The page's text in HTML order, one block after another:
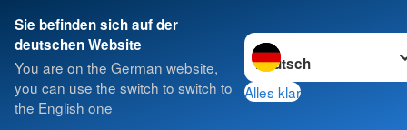
Sie befinden sich auf der
deutschen Website
You are on the German website,
you can use the switch to switch to
the English one
Sprache wechseln zu
Alles klar